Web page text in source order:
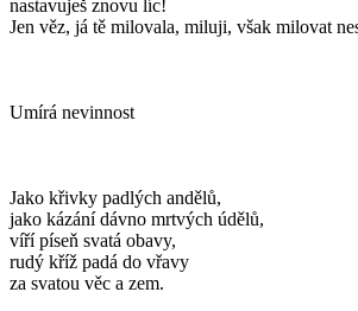
nastavuješ znovu líc!
Jen věz, já tě milovala, miluji, však milovat
Umírá nevinnost
Jako křivky padlých andělů,
jako kázání dávno mrtvých údělů,
víří píseň svatá obavy,
rudý kříž padá do vřavy
za svatou věc a zem.